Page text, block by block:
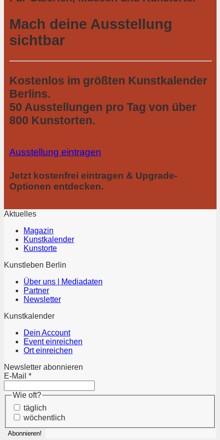
Mach deine Ausstellung
sichtbar
Kostenlos im größten Kunstkalender
Berlins.
50 Ausstellungen pro Tag von über
800 Kunstorten.
Ausstellung eintragen
Jetzt kostenfrei eintragen & Upgrade-
Optionen entdecken.
Aktuelles
Magazin
Kunstkalender
Kunstorte
Kunstleben Berlin
Über uns | Mediadaten
Partner
Newsletter
Kunstkalender
Dein Account
Event einreichen
Ort einreichen
Newsletter abonnieren
E-Mail *
Wie oft?
täglich
wöchentlich